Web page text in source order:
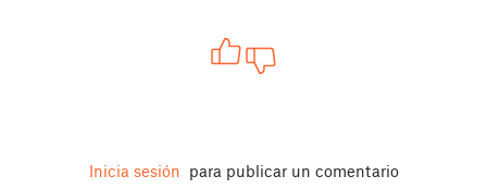
Inicia sesión para publicar un comentario